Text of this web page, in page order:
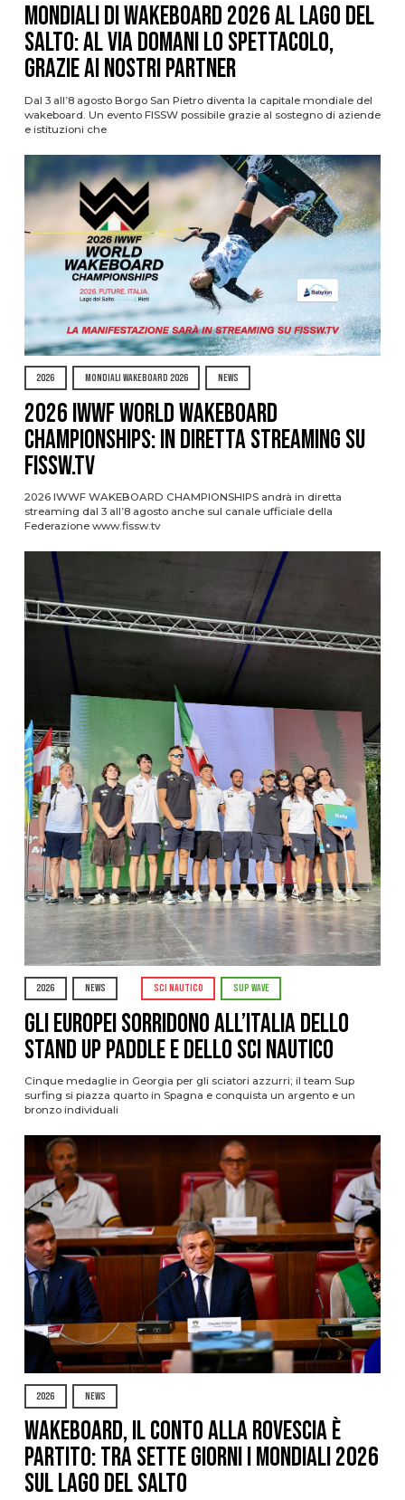
Mondiali di Wakeboard 2026 al Lago del
Salto: al via domani lo spettacolo,
grazie ai nostri Partner
Dal 3 all’8 agosto Borgo San Pietro diventa la capitale mondiale del
wakeboard. Un evento FISSW possibile grazie al sostegno di aziende
e istituzioni che
2026 MONDIALI WAKEBOARD 2026 NEWS
2026 IWWF WORLD WAKEBOARD
CHAMPIONSHIPS: IN DIRETTA STREAMING SU
FISSW.TV
2026 IWWF WAKEBOARD CHAMPIONSHIPS andrà in diretta
streaming dal 3 all’8 agosto anche sul canale ufficiale della
Federazione www.fissw.tv
2026 NEWS SCI NAUTICO SUP WAVE
Gli Europei sorridono all’Italia dello
stand up paddle e dello sci nautico
Cinque medaglie in Georgia per gli sciatori azzurri; il team Sup
surfing si piazza quarto in Spagna e conquista un argento e un
bronzo individuali
2026 NEWS
Wakeboard, il conto alla rovescia è
partito: tra sette giorni i Mondiali 2026
sul Lago del Salto